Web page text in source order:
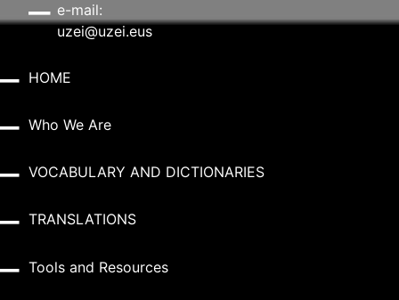
e-mail:
uzei@uzei.eus
HOME
Who We Are
VOCABULARY AND DICTIONARIES
TRANSLATIONS
Tools and Resources